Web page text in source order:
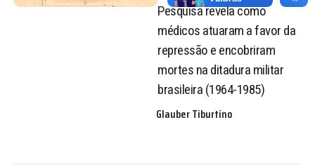
Pesquisa revela como
médicos atuaram a favor da
repressão e encobriram
mortes na ditadura militar
brasileira (1964-1985)
Glauber Tiburtino